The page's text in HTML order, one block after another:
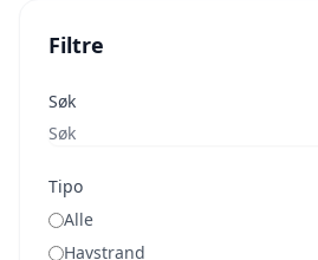
Filtre
Søk
Tipo
Alle
Havstrand